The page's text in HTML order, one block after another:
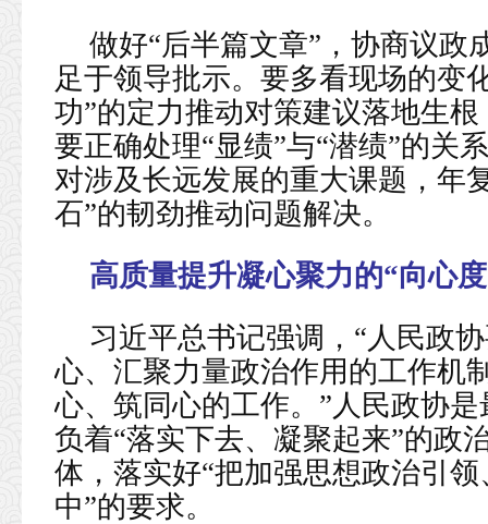
做好“后半篇文章”，协商议政
足于领导批示。要多看现场的变
功”的定力推动对策建议落地生
要正确处理“显绩”与“潜绩”的关
对涉及长远发展的重大课题，年
石”的韧劲推动问题解决。
高质量提升凝心聚力的“向心
习近平总书记强调，“人民政
心、汇聚力量政治作用的工作机
心、筑同心的工作。”人民政协
负着“落实下去、凝聚起来”的政
体，落实好“把加强思想政治引
中”的要求。